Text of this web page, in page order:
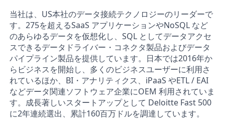
当社は、US本社のデータ接続テクノロジーのリーダーで
す。275を超えるSaaS アプリケーションやNoSQL など
のあらゆるデータを仮想化し、SQL としてデータアクセ
スできるデータドライバー・コネクタ製品およびデータ
パイプライン製品を提供しています。日本では2016年か
らビジネスを開始し、多くのビジネスユーザーに利用さ
れているほか、BI・アナリティクス、iPaaS やETL / EAI
などデータ関連ソフトウェア企業にOEM 利用されていま
す。成長著しいスタートアップとして Deloitte Fast 500
に2年連続選出、累計160百万ドルを調達しています。